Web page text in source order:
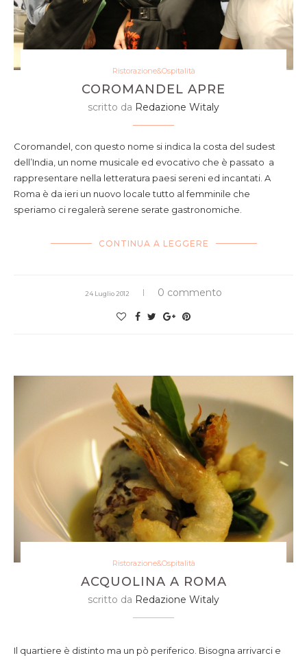
Ristorazione&Ospitalità
COROMANDEL APRE
scritto da Redazione Witaly
Coromandel, con questo nome si indica la costa del sudest
dell’India, un nome musicale ed evocativo che è passato a
rappresentare nella letteratura paesi sereni ed incantati. A
Roma è da ieri un nuovo locale tutto al femminile che
speriamo ci regalerà serene serate gastronomiche.
CONTINUA A LEGGERE
24 Luglio 2012 0 commento
Ristorazione&Ospitalità
ACQUOLINA A ROMA
scritto da Redazione Witaly
Il quartiere è distinto ma un pò periferico. Bisogna arrivarci e